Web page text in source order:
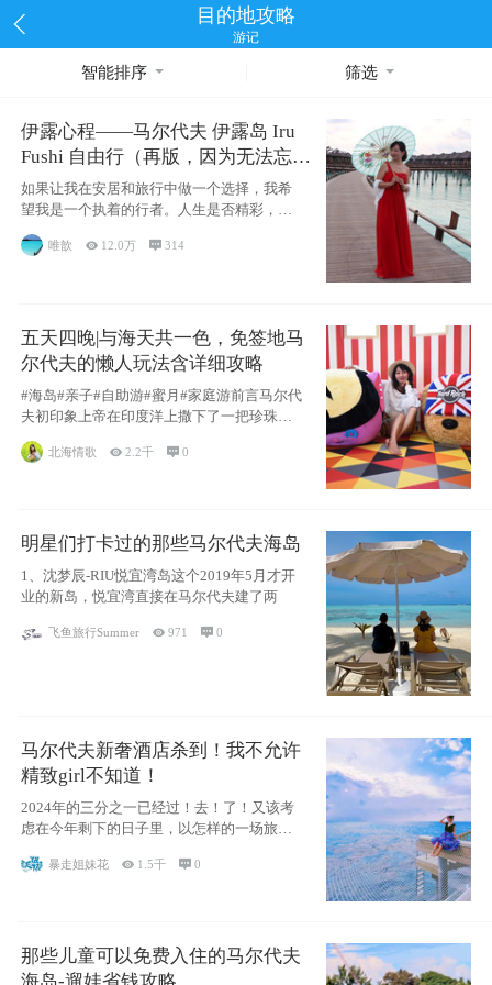
目的地攻略
游记
智能排序 筛选
伊露心程——马尔代夫 伊露岛 Iru
Fushi 自由行（再版，因为无法忘却
的留恋）
如果让我在安居和旅行中做一个选择，我希
望我是一个执着的行者。人生是否精彩，都
源于自己
唯歆  12.0万  314
五天四晚|与海天共一色，免签地马
尔代夫的懒人玩法含详细攻略
#海岛#亲子#自助游#蜜月#家庭游前言马尔代
夫初印象上帝在印度洋上撒下了一把珍珠，
北海情歌 2.2千 0
明星们打卡过的那些马尔代夫海岛
1、沈梦辰-RIU悦宜湾岛这个2019年5月才开
业的新岛，悦宜湾直接在马尔代夫建了两
飞鱼旅行Summer 971 0
马尔代夫新奢酒店杀到！我不允许
精致girl不知道！
2024年的三分之一已经过！去！了！又该考
虑在今年剩下的日子里，以怎样的一场旅行
暴走姐妹花  1.5千 0
那些儿童可以免费入住的马尔代夫